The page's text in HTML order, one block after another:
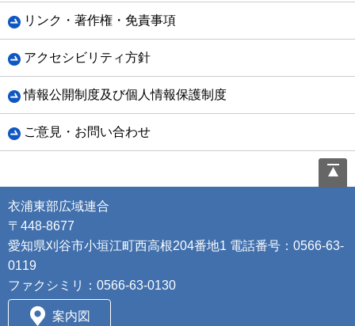
リンク・著作権・免責事項
アクセシビリティ方針
情報公開制度及び個人情報保護制度
ご意見・お問い合わせ
衣浦東部広域連合
〒448-8677
愛知県刈谷市小垣江町西高根204番地1 電話番号：0566-63-
0119
ファクシミリ：0566-63-0130
案内図